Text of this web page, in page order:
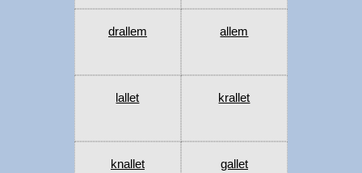
drallem allem
lallet krallet
knallet gallet